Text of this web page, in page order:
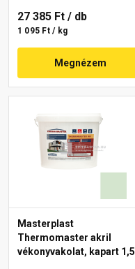
27 385 Ft / db
1 095 Ft / kg
Megnézem
Masterplast
Thermomaster akril
vékonyvakolat, kapart 1,5